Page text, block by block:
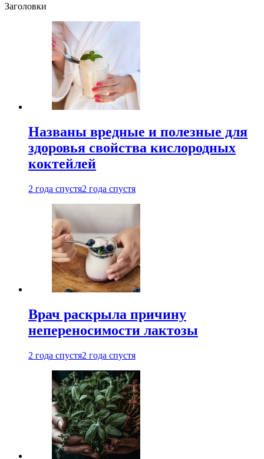
Заголовки
Названы вредные и полезные для
здоровья свойства кислородных
коктейлей
2 года спустя2 года спустя
Врач раскрыла причину
непереносимости лактозы
2 года спустя2 года спустя